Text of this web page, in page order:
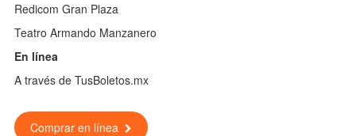
Redicom Gran Plaza
Teatro Armando Manzanero
En línea
A través de TusBoletos.mx
Comprar en línea